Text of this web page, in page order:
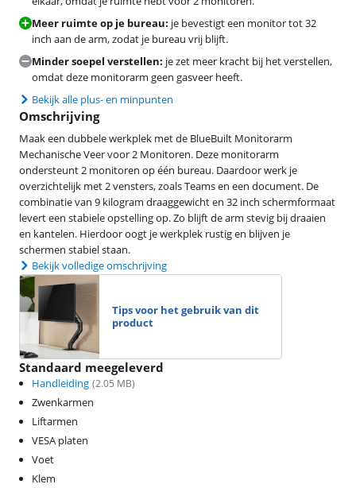
Meer ruimte op je bureau: je bevestigt een monitor tot 32
inch aan de arm, zodat je bureau vrij blijft.
Minder soepel verstellen: je zet meer kracht bij het verstellen,
omdat deze monitorarm geen gasveer heeft.
Bekijk alle plus- en minpunten
Omschrijving
Maak een dubbele werkplek met de BlueBuilt Monitorarm
Mechanische Veer voor 2 Monitoren. Deze monitorarm
ondersteunt 2 monitoren op één bureau. Daardoor werk je
overzichtelijk met 2 vensters, zoals Teams en een document. De
combinatie van 9 kilogram draaggewicht en 32 inch schermformaat
levert een stabiele opstelling op. Zo blijft de arm stevig bij draaien
en kantelen. Hierdoor oogt je werkplek rustig en blijven je
schermen stabiel staan.
Bekijk volledige omschrijving
Tips voor het gebruik van dit
product
Standaard meegeleverd
Handleiding (2.05 MB)
Zwenkarmen
Liftarmen
VESA platen
Voet
Klem